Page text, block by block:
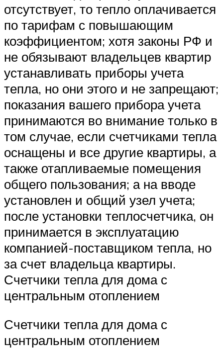
отсутствует, то тепло оплачивается
по тарифам с повышающим
коэффициентом; хотя законы РФ и
не обязывают владельцев квартир
устанавливать приборы учета
тепла, но они этого и не запрещают;
показания вашего прибора учета
принимаются во внимание только в
том случае, если счетчиками тепла
оснащены и все другие квартиры, а
также отапливаемые помещения
общего пользования; а на вводе
установлен и общий узел учета;
после установки теплосчетчика, он
принимается в эксплуатацию
компанией-поставщиком тепла, но
за счет владельца квартиры.
Счетчики тепла для дома с
центральным отоплением
Счетчики тепла для дома с
центральным отоплением